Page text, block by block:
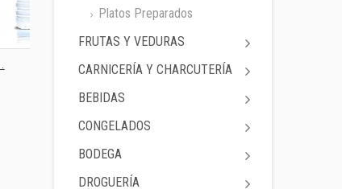
Hamburguesas...
Platos Preparados
FRUTAS Y VEDURAS
CARNICERÍA Y CHARCUTERÍA
BEBIDAS
CONGELADOS
BODEGA
DROGUERÍA